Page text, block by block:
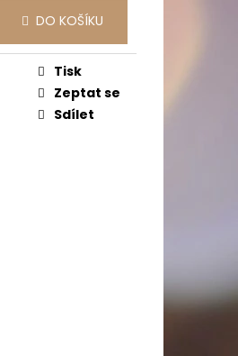
DO KOŠÍKU
Tisk
Zeptat se
Sdílet